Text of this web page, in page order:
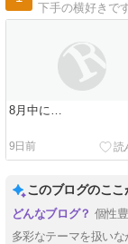
8月中に…
9日前
このブログのここ
個性
多彩なテーマを扱い